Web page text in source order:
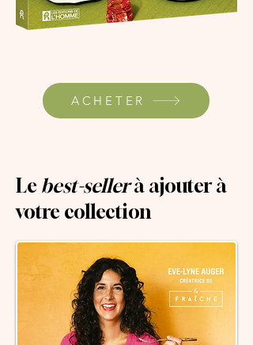
ACHETER
Le best-sellerà ajouter à
votre collection